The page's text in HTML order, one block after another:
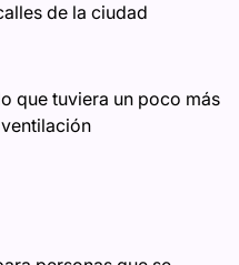
de la ciudad
que tuviera un poco más